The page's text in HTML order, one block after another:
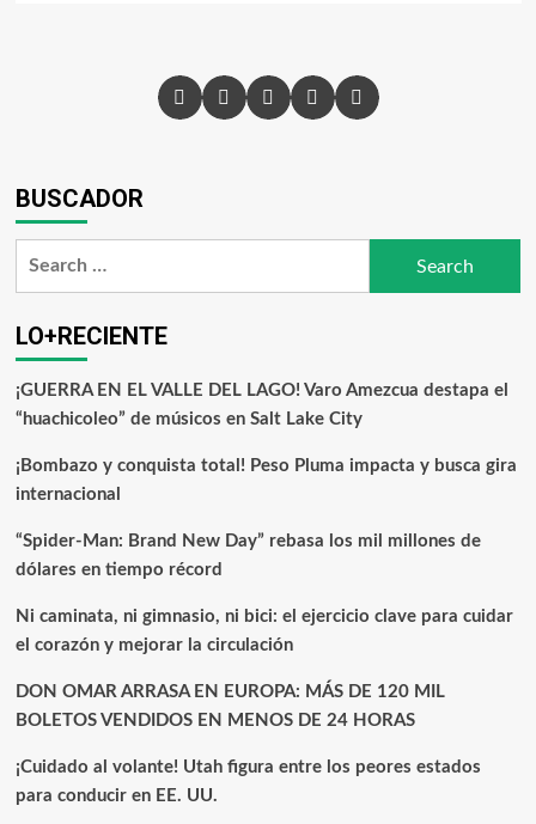
BUSCADOR
LO+RECIENTE
¡GUERRA EN EL VALLE DEL LAGO! Varo Amezcua destapa el
“huachicoleo” de músicos en Salt Lake City
¡Bombazo y conquista total! Peso Pluma impacta y busca gira
internacional
“Spider-Man: Brand New Day” rebasa los mil millones de
dólares en tiempo récord
Ni caminata, ni gimnasio, ni bici: el ejercicio clave para cuidar
el corazón y mejorar la circulación
DON OMAR ARRASA EN EUROPA: MÁS DE 120 MIL
BOLETOS VENDIDOS EN MENOS DE 24 HORAS
¡Cuidado al volante! Utah figura entre los peores estados
para conducir en EE. UU.